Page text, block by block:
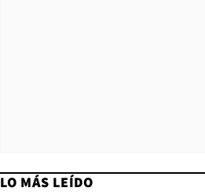
LO MÁS LEÍDO